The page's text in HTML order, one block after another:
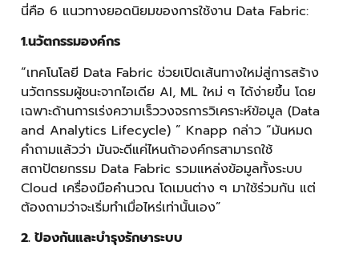
นี่คือ 6 แนวทางยอดนิยมของการใช้งาน Data Fabric:
1.นวัตกรรมองค์กร
“เทคโนโลยี Data Fabric ช่วยเปิดเส้นทางใหม่สู่การสร้าง
นวัตกรรมผู้ชนะจากไอเดีย AI, ML ใหม่ ๆ ได้ง่ายขึ้น โดย
เฉพาะด้านการเร่งความเร็ววงจรการวิเคราะห์ข้อมูล (Data
and Analytics Lifecycle) ” Knapp กล่าว “มันหมด
คำถามแล้วว่า มันจะดีแค่ไหนถ้าองค์กรสามารถใช้
สถาปัตยกรรม Data Fabric รวมแหล่งข้อมูลทั้งระบบ
Cloud เครื่องมือคำนวณ โดเมนต่าง ๆ มาใช้ร่วมกัน แต่
ต้องถามว่าจะเริ่มทำเมื่อไหร่เท่านั้นเอง”
2. ป้องกันและบำรุงรักษาระบบ